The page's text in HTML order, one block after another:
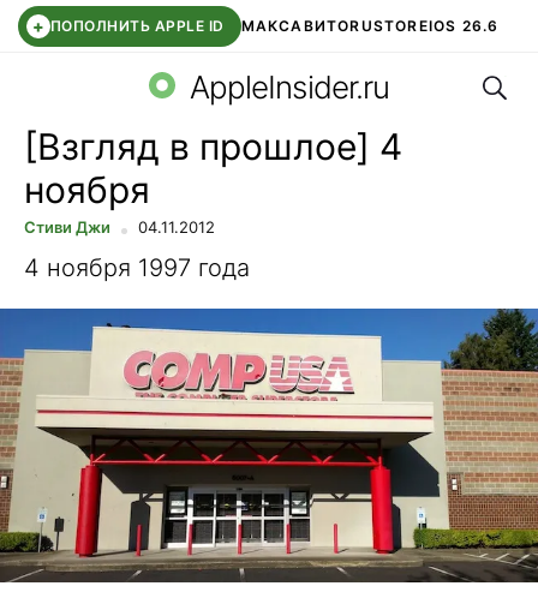
+ ПОПОЛНИТЬ APPLE ID МАКСАВИТОRUSTOREIOS 26.6
СБЕР КИДС ВТБ ОНЛАЙН ЧАТ В ROBLOX
AppleInsider.ru
[Взгляд в прошлое] 4
ноября
Стиви Джи 04.11.2012
4 ноября 1997 года